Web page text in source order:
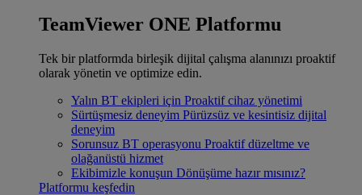
TeamViewer ONE Platformu
Tek bir platformda birleşik dijital çalışma alanınızı proaktif
olarak yönetin ve optimize edin.
Yalın BT ekipleri için Proaktif cihaz yönetimi
Sürtüşmesiz deneyim Pürüzsüz ve kesintisiz dijital
deneyim
Sorunsuz BT operasyonu Proaktif düzeltme ve
olağanüstü hizmet
Ekibimizle konuşun Dönüşüme hazır mısınız?
Platformu keşfedin